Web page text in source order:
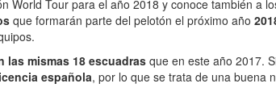
World Tour para el año 2018 y conoce también a
que formarán parte del pelotón el próximo año
las mismas 18 escuadras que en este año 2017.
española, por lo que se trata de una buena